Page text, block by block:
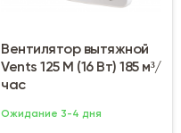
Вентилятор вытяжной
Vents 125 М (16 Вт) 185 м³/
час
Ожидание 3-4 дня